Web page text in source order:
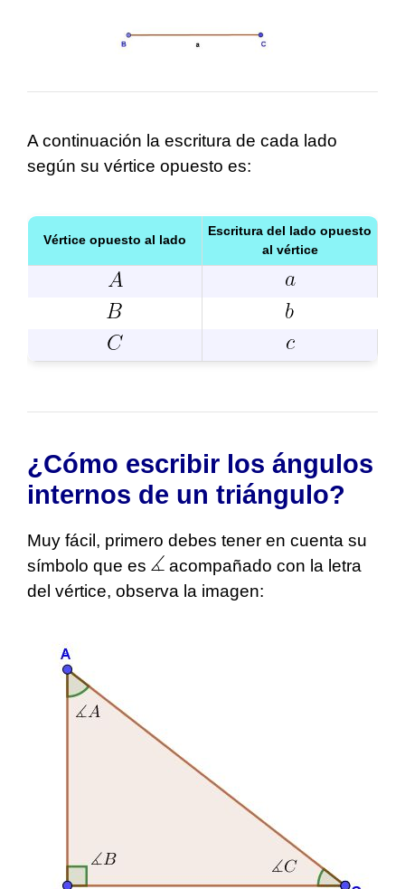
A continuación la escritura de cada lado
según su vértice opuesto es:
Vértice opuesto al lado
Escritura del lado opuesto
al vértice
¿Cómo escribir los ángulos
internos de un triángulo?
Muy fácil, primero debes tener en cuenta su
símbolo que es
acompañado con la letra
del vértice, observa la imagen: